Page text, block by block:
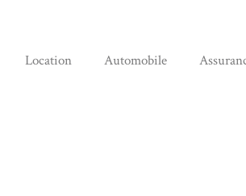
Location Automobile